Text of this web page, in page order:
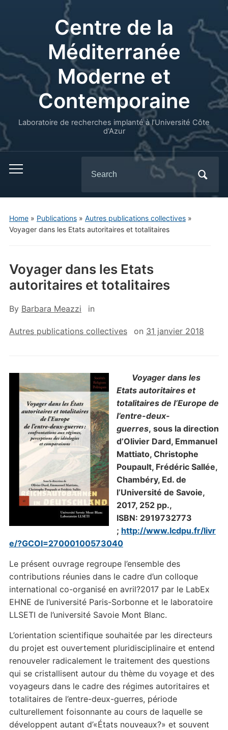
Centre de la
Méditerranée
Moderne et
Contemporaine
Laboratoire de recherches implanté à l’Université Côte
d'Azur
for:
Home» Publications» Autres publications collectives»
Voyager dans les Etats autoritaires et totalitaires
Voyager dans les Etats
autoritaires et totalitaires
By Barbara Meazzi in
Autres publications collectives on 31 janvier 2018
Voyager dans les
Etats autoritaires et
totalitaires de l’Europe de
l’entre-deux-
guerres, sous la direction
d’Olivier Dard, Emmanuel
Mattiato, Christophe
Poupault, Frédéric Sallée,
Chambéry, Ed. de
l’Université de Savoie,
2017, 252 pp.,
ISBN: 2919732773
; http://www.lcdpu.fr/livr
e/?GCOI=27000100573040
Le présent ouvrage regroupe l’ensemble des
contributions réunies dans le cadre d’un colloque
international co-organisé en avril?2017 par le LabEx
EHNE de l’université Paris-Sorbonne et le laboratoire
LLSETI de l’université Savoie Mont Blanc.
L’orientation scientifique souhaitée par les directeurs
du projet est ouvertement pluridisciplinaire et entend
renouveler radicalement le traitement des questions
qui se cristallisent autour du thème du voyage et des
voyageurs dans le cadre des régimes autoritaires et
totalitaires de l’entre-deux-guerres, période
culturellement foisonnante au cours de laquelle se
développent autant d’«États nouveaux?» et souvent